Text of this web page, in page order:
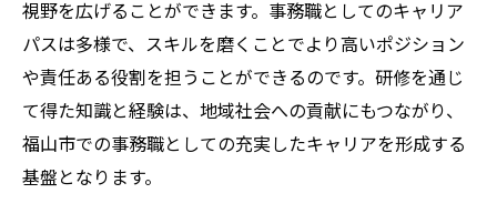
視野を広げることができます。事務職としてのキャリア
パスは多様で、スキルを磨くことでより高いポジション
や責任ある役割を担うことができるのです。研修を通じ
て得た知識と経験は、地域社会への貢献にもつながり、
福山市での事務職としての充実したキャリアを形成する
基盤となります。